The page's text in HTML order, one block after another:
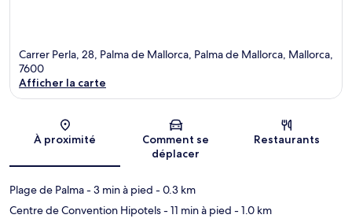
Carrer Perla, 28, Palma de Mallorca, Palma de Mallorca, Mallorca,
7600
Afficher la carte
À proximité
Comment se
déplacer
Restaurants
Plage de Palma- 3 min à pied - 0.3 km
Centre de Convention Hipotels- 11 min à pied - 1.0 km